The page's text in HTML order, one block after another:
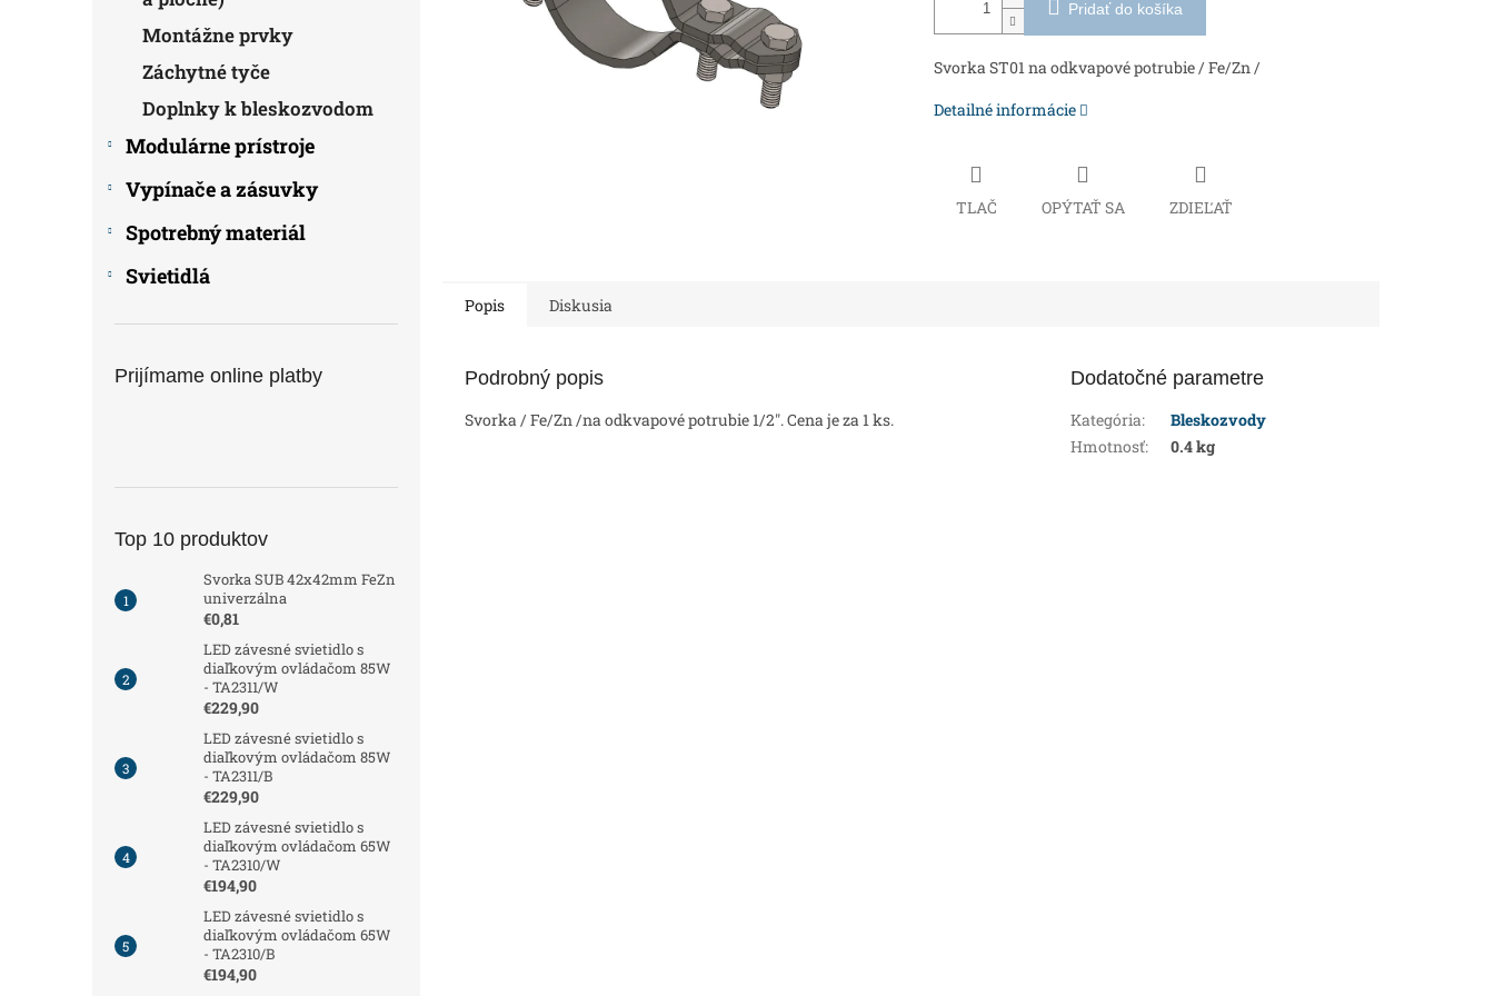
Montážne prvky
Záchytné tyče
Doplnky k bleskozvodom
Modulárne prístroje
Vypínače a zásuvky
Spotrebný materiál
Svietidlá
Prijímame online platby
Top 10 produktov
Svorka SUB 42x42mm FeZn
univerzálna
€0,81
LED závesné svietidlo s
diaľkovým ovládačom 85W
- TA2311/W
€229,90
LED závesné svietidlo s
diaľkovým ovládačom 85W
- TA2311/B
€229,90
LED závesné svietidlo s
diaľkovým ovládačom 65W
- TA2310/W
€194,90
LED závesné svietidlo s
diaľkovým ovládačom 65W
- TA2310/B
€194,90
Pridať do košíka
Svorka ST01 na odkvapové potrubie / Fe/Zn /
Detailné informácie
TLAČ OPÝTAŤ SA ZDIEĽAŤ
Popis Diskusia
Podrobný popis
Svorka / Fe/Zn /na odkvapové potrubie 1/2". Cena je za 1 ks.
Dodatočné parametre
Kategória:
Bleskozvody
Hmotnosť: 0.4 kg